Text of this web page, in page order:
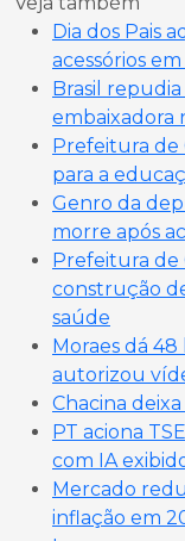
Dia dos Pais
acessórios
Brasil
embaixadora
Prefeitura de
para a
Genro da
morre após
Prefeitura de
construção
saúde
Moraes dá
autorizou
Chacina
PT aciona
com IA
Mercado
inflação em